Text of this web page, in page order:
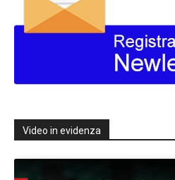
Video in evidenza